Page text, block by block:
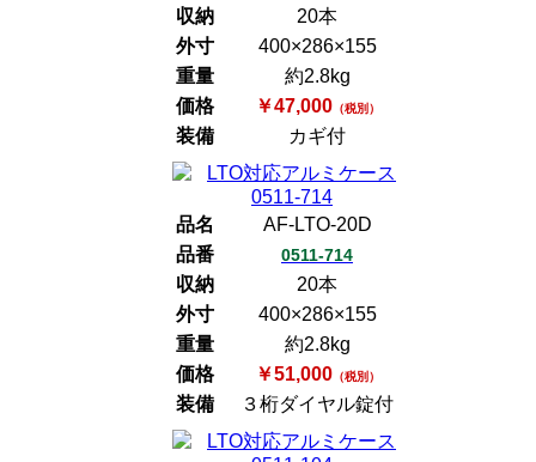
収納
20本
外寸
400×286×155
重量
約2.8kg
価格
￥47,000（税別）
装備 カギ付
品名
AF-LTO-20D
品番
0511-714
収納
20本
外寸
400×286×155
重量
約2.8kg
価格
￥51,000（税別）
装備 ３桁ダイヤル錠付